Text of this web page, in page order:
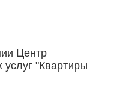
Центр
"Квартиры